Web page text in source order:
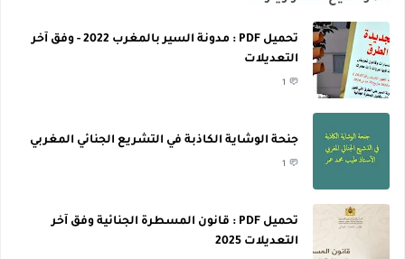
تحميل PDF : مدونة السير بالمغرب 2022 - وفق آخر
التعديلات
1
جنحة الوشاية الكاذبة في التشريع الجنائي المغربي
1
تحميل PDF : قانون المسطرة الجنائية وفق آخر
التعديلات 2025